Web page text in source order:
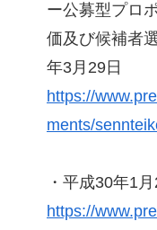
ー公募型プロ
価及び候補者
年3月29日
https://
ments/
・平成30年1
https://